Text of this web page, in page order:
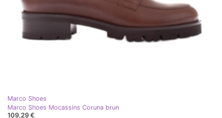
Marco Shoes
Marco Shoes Mocassins Coruna brun
109,29 €